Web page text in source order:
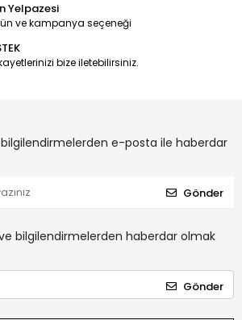
Yelpazesi
ve kampanya seçeneği
bize iletebilirsiniz.
e-posta ile haberdar
Gönder
bilgilendirmelerden haberdar olmak
Gönder